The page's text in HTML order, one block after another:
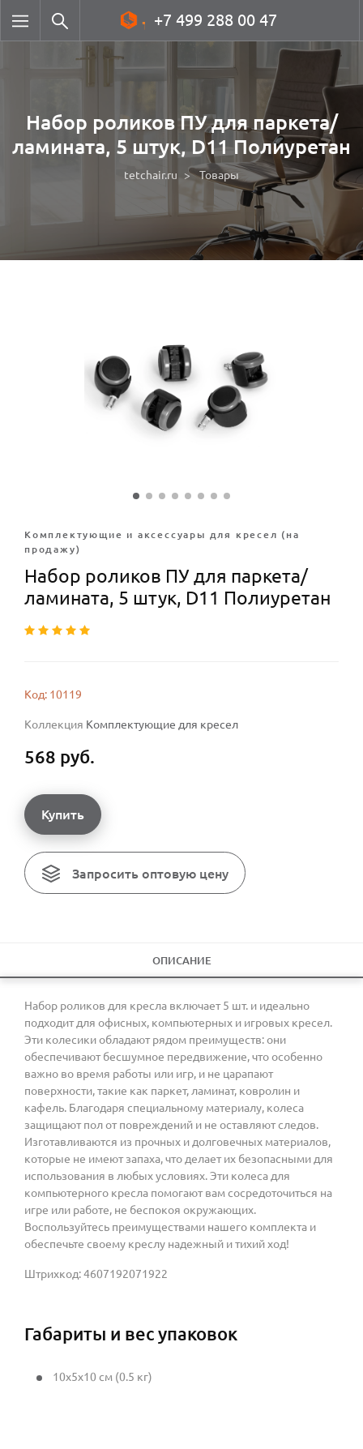
+7 499 288 00 47
Набор роликов ПУ для паркета/
ламината, 5 штук, D11 Полиуретан
tetchair.ru Товары
Комплектующие и аксессуары для кресел (на
продажу)
Набор роликов ПУ для паркета/
ламината, 5 штук, D11 Полиуретан
Код: 10119
Коллекция Комплектующие для кресел
568 руб.
Купить
Запросить оптовую цену
ОПИСАНИЕ
Набор роликов для кресла включает 5 шт. и идеально
подходит для офисных, компьютерных и игровых кресел.
Эти колесики обладают рядом преимуществ: они
обеспечивают бесшумное передвижение, что особенно
важно во время работы или игр, и не царапают
поверхности, такие как паркет, ламинат, ковролин и
кафель. Благодаря специальному материалу, колеса
защищают пол от повреждений и не оставляют следов.
Изготавливаются из прочных и долговечных материалов,
которые не имеют запаха, что делает их безопасными для
использования в любых условиях. Эти колеса для
компьютерного кресла помогают вам сосредоточиться на
игре или работе, не беспокоя окружающих.
Воспользуйтесь преимуществами нашего комплекта и
обеспечьте своему креслу надежный и тихий ход!
Штрихкод: 4607192071922
Габариты и вес упаковок
10x5x10 см (0.5 кг)